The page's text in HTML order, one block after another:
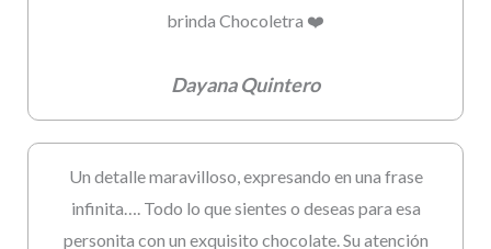
brinda Chocoletra ❤️
Dayana Quintero
Un detalle maravilloso, expresando en una frase
infinita…. Todo lo que sientes o deseas para esa
personita con un exquisito chocolate. Su atención